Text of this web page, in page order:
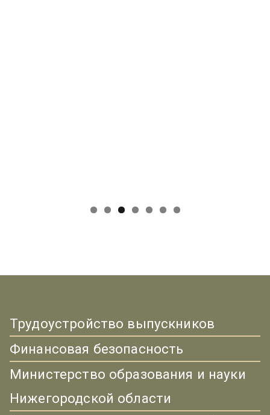
Трудоустройство выпускников
Финансовая безопасность
Министерство образования и науки
Нижегородской области